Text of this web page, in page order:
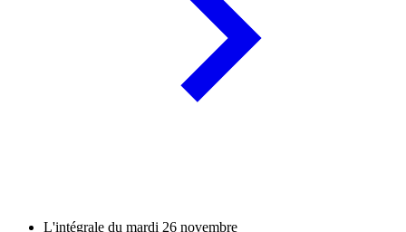
L'intégrale du mardi 26 novembre